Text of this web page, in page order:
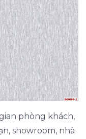
phòng khách,
showroom, nhà